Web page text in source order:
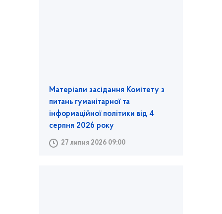
Матеріали засідання Комітету з
питань гуманітарної та
інформаційної політики від 4
серпня 2026 року
27 липня 2026 09:00